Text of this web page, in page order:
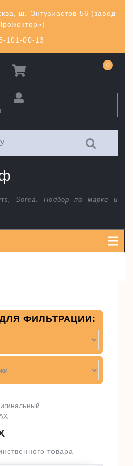
101-00-13
ш. Энтузиастов 56 (завод
Sorea. Подбор по марке и
0
товара
ФИЛЬТРАЦИИ: